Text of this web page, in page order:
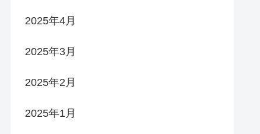
2025年4月
2025年3月
2025年2月
2025年1月